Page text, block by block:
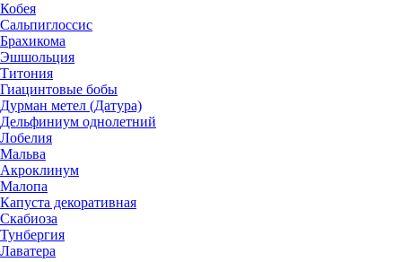
Кобея
Сальпиглоссис
Брахикома
Эшшольция
Титония
Гиацинтовые бобы
Дурман метел (Датура)
Дельфиниум однолетний
Лобелия
Мальва
Акроклинум
Малопа
Капуста декоративная
Скабиоза
Тунбергия
Лаватера